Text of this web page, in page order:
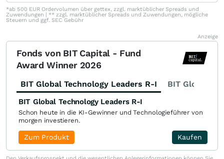
*ab 500 EUR Ordervolumen über gettex, zzgl. marktüblicher Spreads und
Zuwendungen | ** zzgl. marktüblicher Spreads und Zuwendungen, mögliche
Steuern und ggf. SEC Gebühr
Anzeige
Fonds von BIT Capital - Fund
Award Winner 2026
BIT Global Technology Leaders R-I BIT Global
BIT Global Technology Leaders R-I
Schon heute in die KI-Gewinner und Technologieführer von
morgen investieren.
Kaufen
Zum Produkt